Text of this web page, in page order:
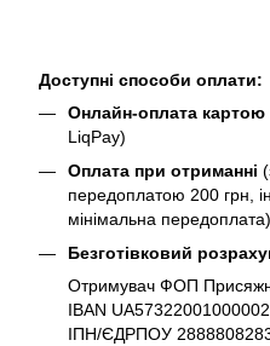
Доступні способи оплати:
Онлайн-оплата картою
LiqPay)
Оплата при отриманні
передоплатою 200 грн,
мінімальна передоплата)
Безготівковий
Отримувач ФОП
IBAN
ІПН/ЄДРПОУ